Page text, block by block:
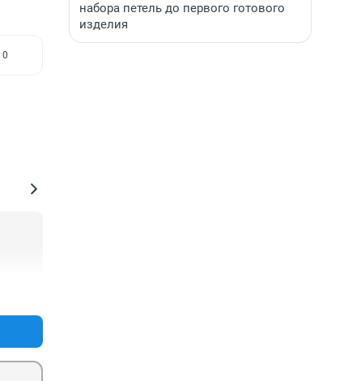
0
набора петель до первого готового
изделия